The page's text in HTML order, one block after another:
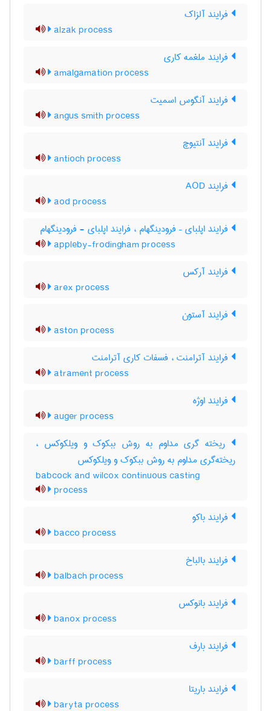
فرایند آلزاک
alzak process
فرایند ملغمه کاری
amalgamation process
فرایند آنگوس اسمیت
angus smith process
فرایند آنتیوچ
antioch process
فرایند AOD
aod process
فرایند اپلبای – فرودینگهام ، فرایند اپلبای - فرودینگهام
appleby-frodingham process
فرایند آرکس
arex process
فرایند آستون
aston process
فرایند آترامنت ، فسفات کاری آترامنت
atrament process
فرایند اوژه
auger process
ریخته گری مداوم به روش ببکوک و ویلکوکس ،
ریخته‌گری مداوم به روش ببکوک و ویلکوکس
babcock and wilcox continuous casting
process
فرایند باکو
bacco process
فرایند بالباخ
balbach process
فرایند بانوکس
banox process
فرایند بارف
barff process
فرایند باریتا
baryta process